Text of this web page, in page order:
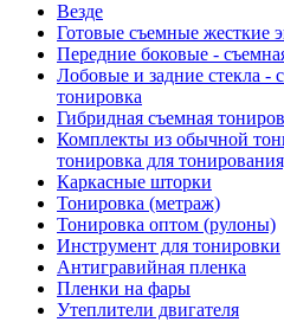
Везде
Готовые съемные жесткие
Передние боковые -
Лобовые и задние стекла -
тонировка
Гибридная съемная
Комплекты из обычной
тонировка для
Каркасные шторки
Тонировка (метраж)
Тонировка оптом (рулоны)
Инструмент для тонировки
Антигравийная пленка
Пленки на фары
Утеплители двигателя